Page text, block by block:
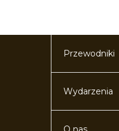
Przewodniki
Wydarzenia